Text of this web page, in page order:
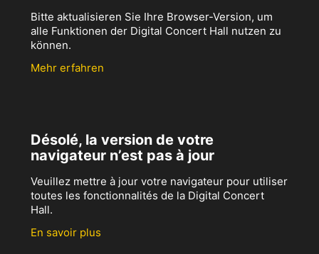
Bitte aktualisieren Sie Ihre Browser-Version, um
alle Funktionen der Digital Concert Hall nutzen zu
können.
Mehr erfahren
Désolé, la version de votre
navigateur n’est pas à jour
Veuillez mettre à jour votre navigateur pour utiliser
toutes les fonctionnalités de la Digital Concert
Hall.
En savoir plus